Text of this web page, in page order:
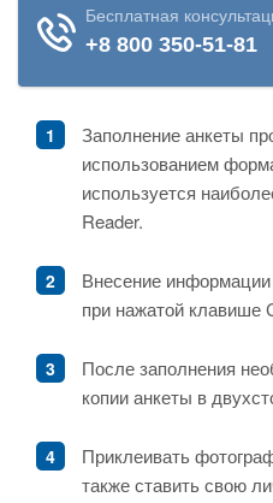
Заполнение анкеты
использованием
используется
Reader.
Внесение информации
при нажатой клавише
После заполнения
копии анкеты в
Приклеивать
также ставить свою